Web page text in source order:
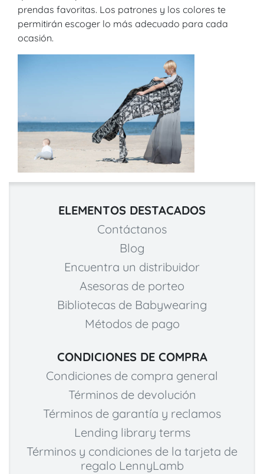
prendas favoritas. Los patrones y los colores te
permitirán escoger lo más adecuado para cada
ocasión.
ELEMENTOS DESTACADOS
Contáctanos
Blog
Encuentra un distribuidor
Asesoras de porteo
Bibliotecas de Babywearing
Métodos de pago
CONDICIONES DE COMPRA
Condiciones de compra general
Términos de devolución
Términos de garantía y reclamos
Lending library terms
Términos y condiciones de la tarjeta de
regalo LennyLamb